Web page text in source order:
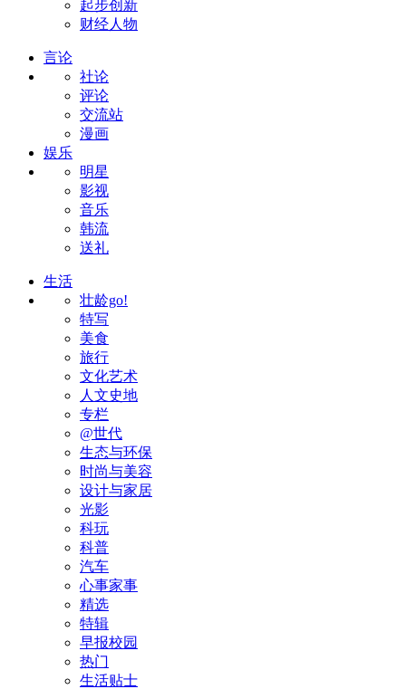
起步创新
财经人物
言论
社论
评论
交流站
漫画
娱乐
明星
影视
音乐
韩流
送礼
生活
壮龄go!
特写
美食
旅行
文化艺术
人文史地
专栏
@世代
生态与环保
时尚与美容
设计与家居
光影
科玩
科普
汽车
心事家事
精选
特辑
早报校园
热门
生活贴士